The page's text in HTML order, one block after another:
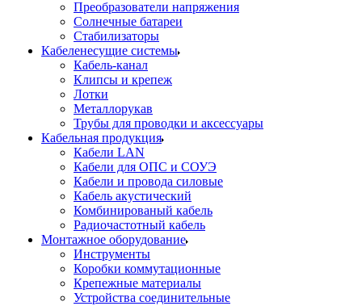
Преобразователи напряжения
Солнечные батареи
Стабилизаторы
Кабеленесущие системы
Кабель-канал
Клипсы и крепеж
Лотки
Металлорукав
Трубы для проводки и аксессуары
Кабельная продукция
Кабели LAN
Кабели для ОПС и СОУЭ
Кабели и провода силовые
Кабель акустический
Комбинированый кабель
Радиочастотный кабель
Монтажное оборудование
Инструменты
Коробки коммутационные
Крепежные материалы
Устройства соединительные